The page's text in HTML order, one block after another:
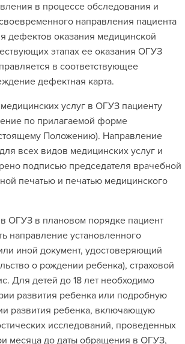
в процессе обследования и
направления пациента
дефектов оказания медицинской
этапах ее оказания ОГУЗ
в соответствующее
дефектная карта.
услуг в ОГУЗ пациенту
по прилагаемой форме
Положению). Направление
всех видов медицинских услуг и
подписью председателя врачебной
печатью и печатью медицинского
ОГУЗ в плановом порядке пациент
направление установленного
иной документ, удостоверяющий
о рождении ребенка), страховой
Для детей до 18 лет необходимо
развития ребенка или подробную
развития ребенка, включающую
исследований, проведенных
месяца до даты обращения в ОГУЗ,